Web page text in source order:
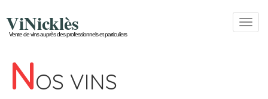
ViNicklès
Vente de vins auprès des professionnels et particuliers
NOS VINS